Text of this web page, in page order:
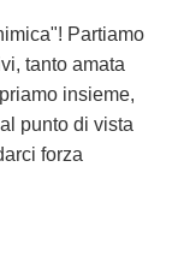
Partiamo
tanto amata
insieme,
punto di vista
forza